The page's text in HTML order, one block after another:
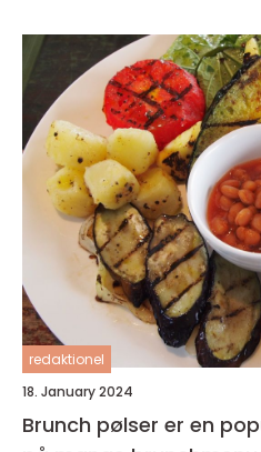
redaktionel
18. January 2024
Brunch pølser er en